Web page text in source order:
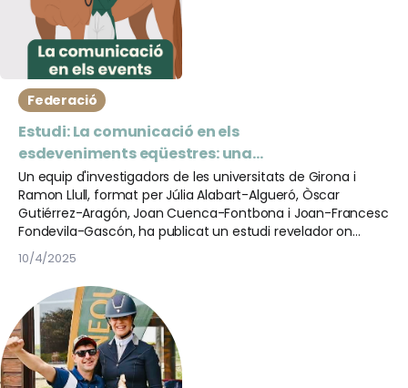
Federació
Estudi: La comunicació en els
esdeveniments eqüestres: una
assignatura pendent del sector
Un equip d'investigadors de les universitats de Girona i
Ramon Llull, format per Júlia Alabart-Algueró, Òscar
Gutiérrez-Aragón, Joan Cuenca-Fontbona i Joan-Francesc
Fondevila-Gascón, ha publicat un estudi revelador on
s'analitza en profunditat la comunicació en els
esdeveniments eqüestres a Espanya.
10/4/2025